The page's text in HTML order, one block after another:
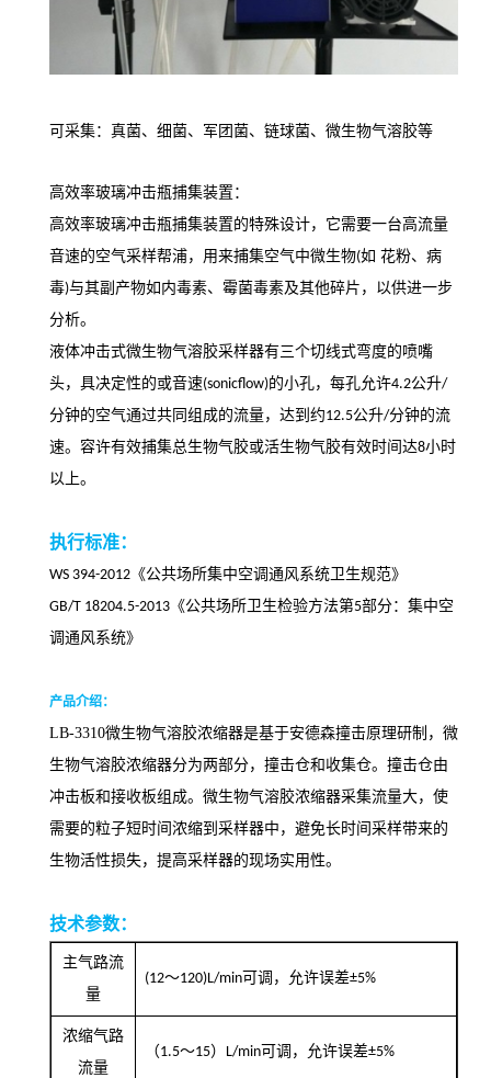
可采集：真菌、细菌、军团菌、链球菌、微生物气溶胶等
高效率玻璃冲击瓶捕集装置 ：
高效率玻璃冲击瓶捕集装置的特殊设计，它需要一台高流量
音速的空气采样帮浦，用来捕集空气中微生物(如 花粉、病
毒)与其副产物如内毒素、霉菌毒素及其他碎片，以供进一步
分析。
液体冲击式微生物气溶胶采样器有三个切线式弯度的喷嘴
头，具决定性的或音速(sonicflow)的小孔，每孔允许4.2公升/
分钟的空气通过共同组成的流量，达到约12.5公升/分钟的流
速。容许有效捕集总生物气胶或活生物气胶有效时间达8小时
以上。
执行标准：
WS 394-2012 《公共场所集中空调通风系统卫生规范》
GB/T 18204.5-2013 《公共场所卫生检验方法第5部分：集中空
调通风系统》
产品介绍：
LB-3310微生物气溶胶浓缩器是基于安德森撞击原理研制，微
生物气溶胶浓缩器分为两部分，撞击仓和收集仓。撞击仓由
冲击板和接收板组成。微生物气溶胶浓缩器采集流量大，使
需要的粒子短时间浓缩到采样器中，避免长时间采样带来的
生物活性损失，提高采样器的现场实用性。
技术参数：
主气路流
量
(12～120)L/min可调，允许误差±5%
浓缩气路
流量
（ 1.5～15） L/min可调，允许误差±5%